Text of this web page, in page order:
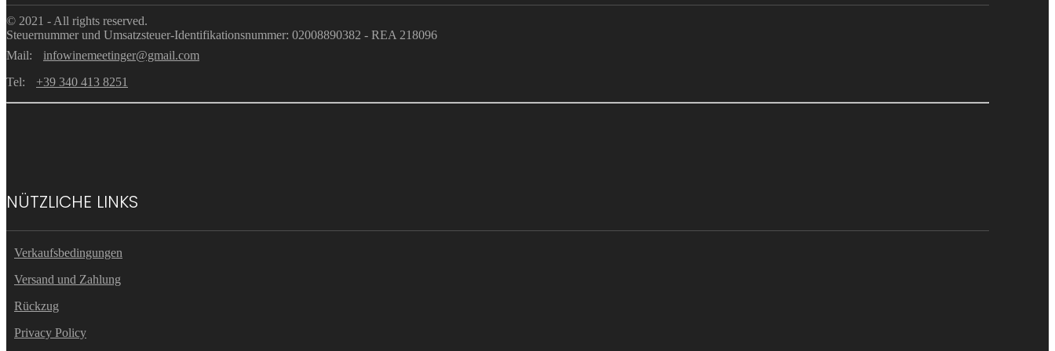
© 2021 - All rights reserved.
Steuernummer und Umsatzsteuer-Identifikationsnummer: 02008890382 - REA 218096
Mail:
infowinemeetinger@gmail.com
Tel:
+39 340 413 8251
NÜTZLICHE LINKS
Verkaufsbedingungen
Versand und Zahlung
Rückzug
Privacy Policy